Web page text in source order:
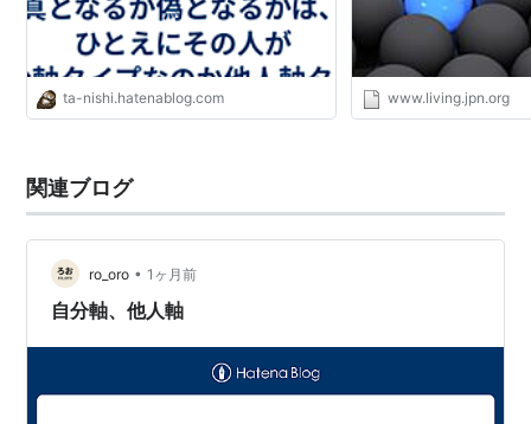
ta-nishi.hatenablog.com www.living.jpn.org
関連ブログ
ro_oro • 1ヶ月前
自分軸、他人軸